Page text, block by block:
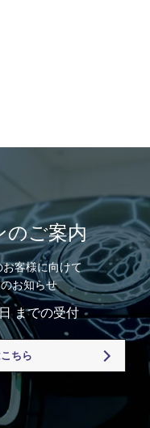
のご案内
客様に向けて
お知らせ
までの受付
ちら